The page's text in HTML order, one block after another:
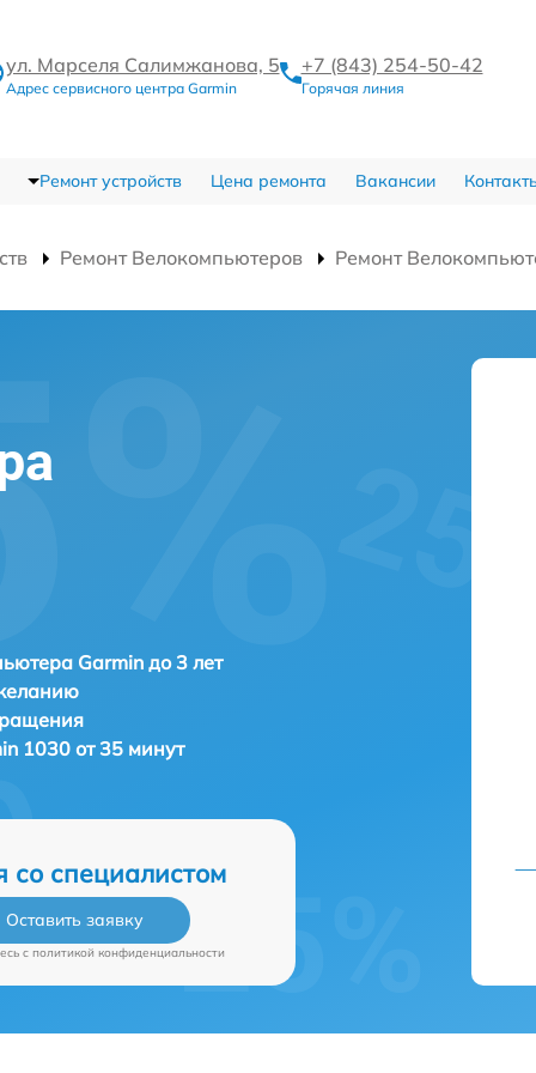
ул. Марселя Салимжанова, 5
Адрес сервисного центра Garmin
+7 (843) 254-50-42
Горячая линия
Ремонт устройств Цена ремонта Вакансии
Ремонт Велокомпьютеров Ремонт
Garmin до 3 лет
1030 от 35 минут
со специалистом
Оставить заявку
c политикой конфиденциальности